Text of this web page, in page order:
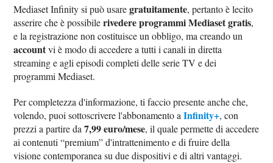
Mediaset Infinity si può usaregratuitamente, pertanto è lecito
asserire che è possibilerivedere programmi Mediaset gratis,
e la registrazione non costituisce un obbligo, ma creando un
accountvi è modo di accedere a tutti i canali in diretta
streaming e agli episodi completi delle serie TV e dei
programmi Mediaset.
Per completezza d'informazione, ti faccio presente anche che,
volendo, puoi sottoscrivere l'abbonamento aInfinity+, con
prezzi a partire da7,99 euro/mese, il quale permette di accedere
ai contenuti “premium” d'intrattenimento e di fruire della
visione contemporanea su due dispositivi e di altri vantaggi.